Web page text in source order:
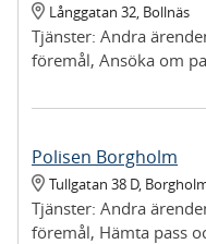
Långgatan 32, Bollnäs
Tjänster: Andra
föremål, Ansöka om
upphittat föremål,
Polisen Borgholm
Tullgatan 38 D,
Tjänster: Andra
föremål, Hämta pass